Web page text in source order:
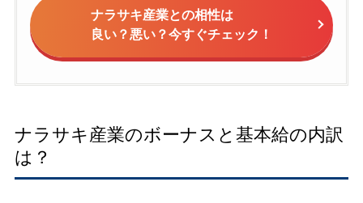
ナラサキ産業との相性は
良い？悪い？今すぐチェック！
ナラサキ産業のボーナスと基本給の内訳
は？